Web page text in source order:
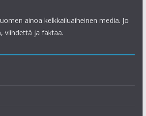
ainoa kelkkailuaiheinen media. Jo
viihdettä ja faktaa.